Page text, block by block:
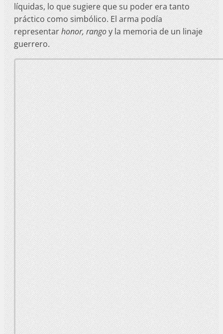
líquidas, lo que sugiere que su poder era tanto
práctico como simbólico. El arma podía
representarhonor, rangoy la memoria de un linaje
guerrero.